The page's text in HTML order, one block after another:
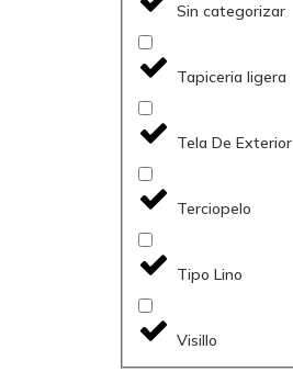
Sin categorizar
Tapiceria ligera
Tela De Exterior
Terciopelo
Tipo Lino
Visillo